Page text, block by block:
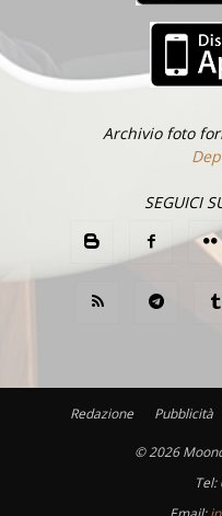
Archivio foto
SEGUICI
Redazione Pubblicità
©2026
Tel: